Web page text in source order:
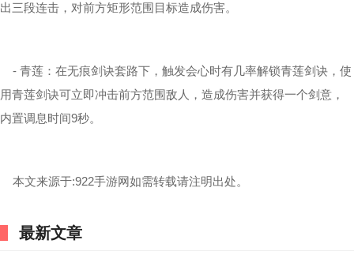
出三段连击，对前方矩形范围目标造成伤害。
- 青莲：在无痕剑诀套路下，触发会心时有几率解锁青莲剑诀，使
用青莲剑诀可立即冲击前方范围敌人，造成伤害并获得一个剑意，
内置调息时间9秒。
本文来源于:922手游网如需转载请注明出处。
最新文章